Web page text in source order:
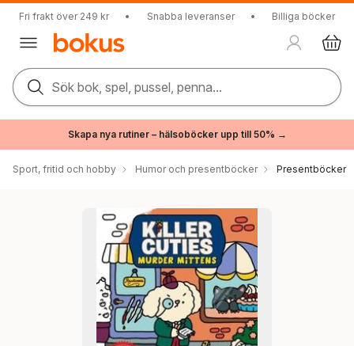
Fri frakt över 249 kr • Snabba leveranser • Billiga böcker
Sök bok, spel, pussel, penna...
Skapa nya rutiner – hälsoböcker upp till 50% →
Sport, fritid och hobby Humor och presentböcker Presentböcker